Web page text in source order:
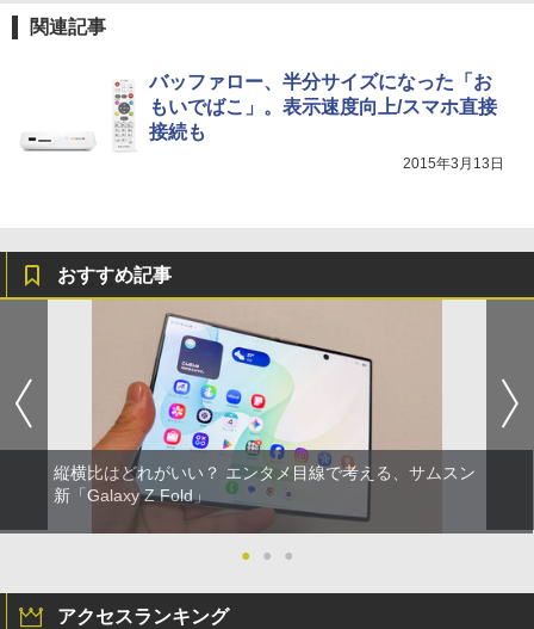
関連記事
バッファロー、半分サイズになった「お
もいでばこ」。表示速度向上/スマホ直接
接続も
2015年3月13日
おすすめ記事
縦横比はどれがいい？ エンタメ目線で考える、サムスン
新「Galaxy Z Fold」
● ● ●
アクセスランキング